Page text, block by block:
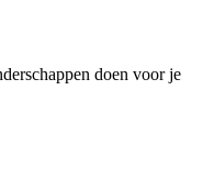
doen voor je